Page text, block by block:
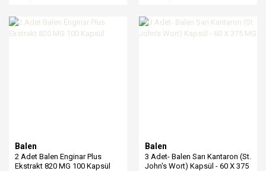
Balen
2 Adet Balen Enginar Plus
Ekstrakt 820 MG 100 Kapsül
Balen
3 Adet- Balen Sarı Kantaron (St.
John's Wort) Kapsül - 60 X 375